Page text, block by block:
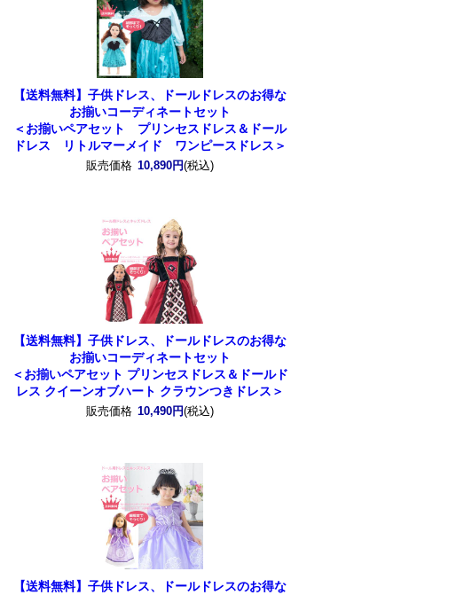
【送料無料】子供ドレス、ドールドレスのお得な
お揃いコーディネートセット
＜お揃いペアセット プリンセスドレス＆ドール
ドレス リトルマーメイド ワンピースドレス＞
販売価格 10,890円(税込)
【送料無料】子供ドレス、ドールドレスのお得な
お揃いコーディネートセット
＜お揃いペアセット プリンセスドレス＆ドールド
レス クイーンオブハート クラウンつきドレス＞
販売価格 10,490円(税込)
【送料無料】子供ドレス、ドールドレスのお得な